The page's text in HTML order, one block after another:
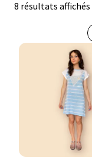
8 résultats affichés